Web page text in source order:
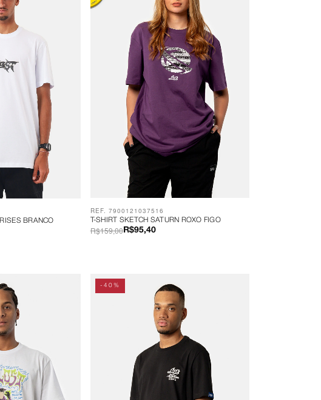
BRANCO T-SHIRT SKETCH SATURN ROXO FIGO
R$95,40
R$159,00
REF. 7900121037516
-40%